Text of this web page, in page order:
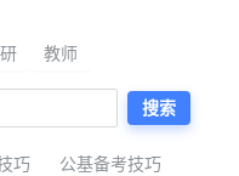
教师
搜索
巧
公基备考技巧